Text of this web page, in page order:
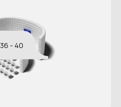
36 - 40